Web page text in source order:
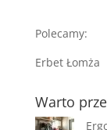
Polecamy:
Erbet Łomża
Warto